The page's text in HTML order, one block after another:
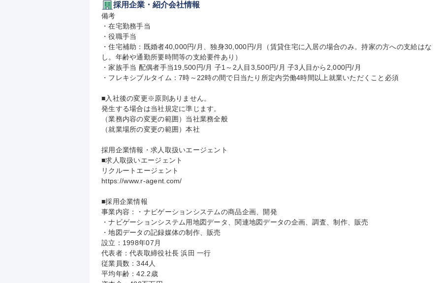
採用企業・紹介会社情報
備考
・在宅勤務手当
・役職手当
・住宅補助：既婚者40,000円/月、独身30,000円/月（賃貸住宅に入居の場合のみ。持家の方への支給はな
し。年齢や通勤所要時間等の支給要件あり）
・家族手当 配偶者手当19,500円/月 子1～2人目3,500円/月 子3人目から2,000円/月
・フレキシブルタイム：7時～22時の間で日当たり所定内労働4時間以上就業いただくこと必須
■入社後の変更※原則ありません。
発生する場合は当社規定に準じます。
（業務内容の変更の範囲）当社業務全般
（就業場所の変更の範囲）本社
採用企業情報・求人取扱いエージェント
■求人取扱いエージェント
リクルートエージェント
https://www.r-agent.com/
■採用企業情報
事業内容：・ナビゲーションシステムの商品企画、開発
・ナビゲーションシステム用地図データ、関連地図データの企画、調査、制作、販売
・地図データの記録媒体の制作、販売
設立：1998年07月
代表者：代表取締役社長 浜田 一行
従業員数：344人
平均年齢：42.2歳